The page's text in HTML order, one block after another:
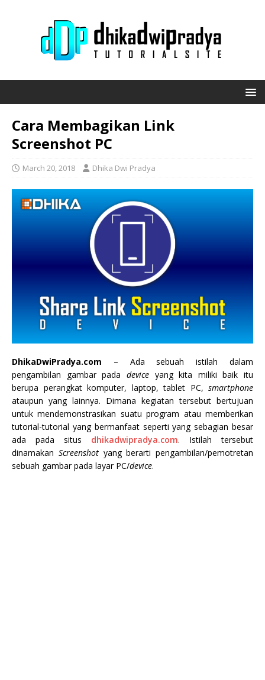
Cara Membagikan Link
Screenshot PC
March 20, 2018 Dhika Dwi Pradya
DhikaDwiPradya.com – Ada sebuah istilah dalam
pengambilan gambar pada deviceyang kita miliki baik itu
berupa perangkat komputer, laptop, tablet PC, smartphone
ataupun yang lainnya. Dimana kegiatan tersebut bertujuan
untuk mendemonstrasikan suatu program atau memberikan
tutorial-tutorial yang bermanfaat seperti yang sebagian besar
ada pada situs dhikadwipradya.com. Istilah tersebut
dinamakan Screenshotyang berarti pengambilan/pemotretan
sebuah gambar pada layar PC/device.